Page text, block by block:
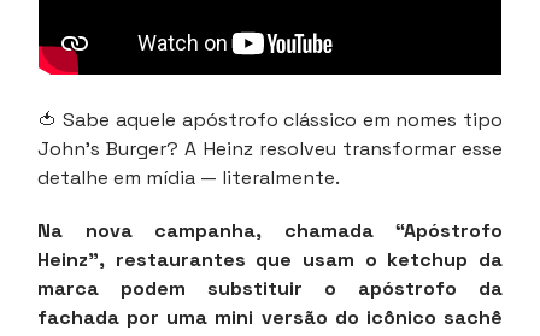
🍅 Sabe aquele apóstrofo clássico em nomes tipo
John’s Burger? A Heinz resolveu transformar esse
detalhe em mídia — literalmente.
Na nova campanha, chamada “Apóstrofo
Heinz”, restaurantes que usam o ketchup da
marca podem substituir o apóstrofo da
fachada por uma mini versão do icônico sachê